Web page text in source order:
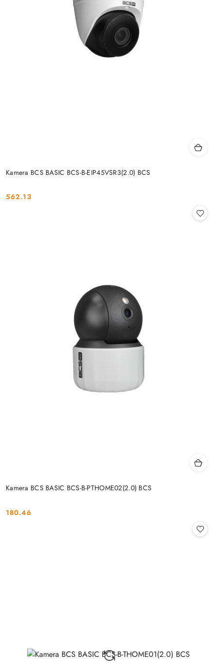
Kamera BCS BASIC BCS-B-EIP45VSR3(2.0) BCS
Cena:
562.13
Kamera BCS BASIC BCS-B-PTHOME02(2.0) BCS
Cena:
180.46